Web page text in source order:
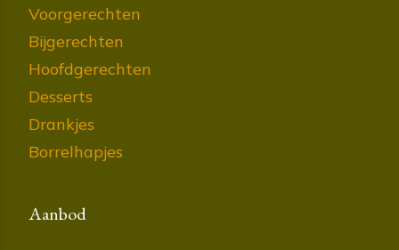
Voorgerechten
Bijgerechten
Hoofdgerechten
Desserts
Drankjes
Borrelhapjes
Aanbod